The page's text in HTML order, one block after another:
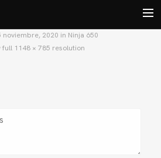
noviembre, 2020 in Ninja 650
full 1148 × 785 resolution